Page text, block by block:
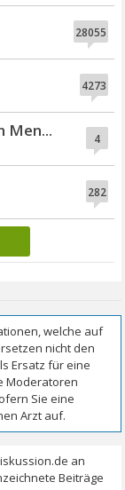
28055
4273
4
Men...
282